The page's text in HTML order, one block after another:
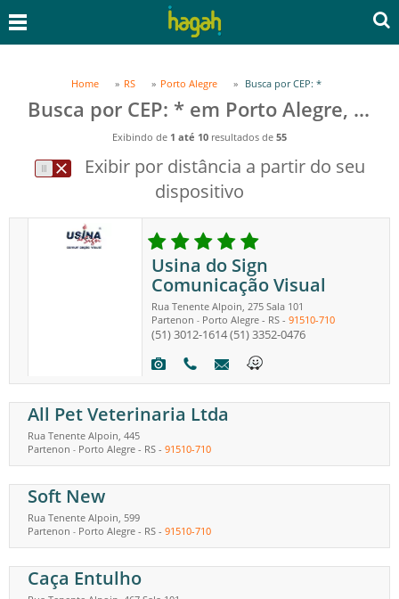
Home RS Porto Alegre Busca por CEP: *
Busca por CEP: * em Porto Alegre, RS
Exibindo de 1 até 10 resultados de 55
Exibir por distância a partir do seu
dispositivo
Usina do Sign
Comunicação Visual
Rua Tenente Alpoin, 275 Sala 101
Partenon - Porto Alegre- RS- 91510-710
(51) 3012-1614(51) 3352-0476
All Pet Veterinaria Ltda
Rua Tenente Alpoin, 445
Partenon - Porto Alegre - RS - 91510-710
Soft New
Rua Tenente Alpoin, 599
Partenon - Porto Alegre - RS - 91510-710
Caça Entulho